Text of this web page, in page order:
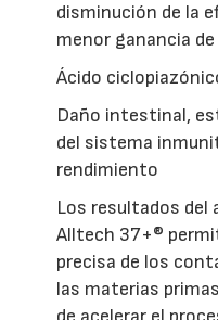
disminución de la
menor ganancia
Ácido
Daño intestinal,
del sistema
rendimiento
Los resultados del
Alltech 37+®
precisa de los
las materias